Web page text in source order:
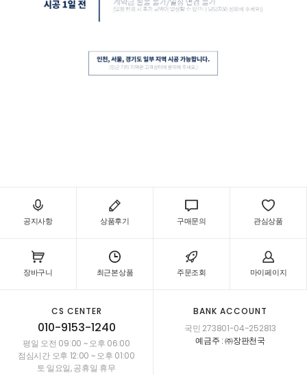
공지사항 상품후기 구매문의 관심상품
장바구니 최근본상품 주문조회 마이페이지
CS CENTER
010-9153-1240
평일 오전 09:00 ~ 오후 06:00
점심시간 오후 12:00 ~ 오후 01:00
토·일요일, 공휴일 휴무
BANK ACCOUNT
국민 273801-04-252813
예금주 : ㈜장판천국